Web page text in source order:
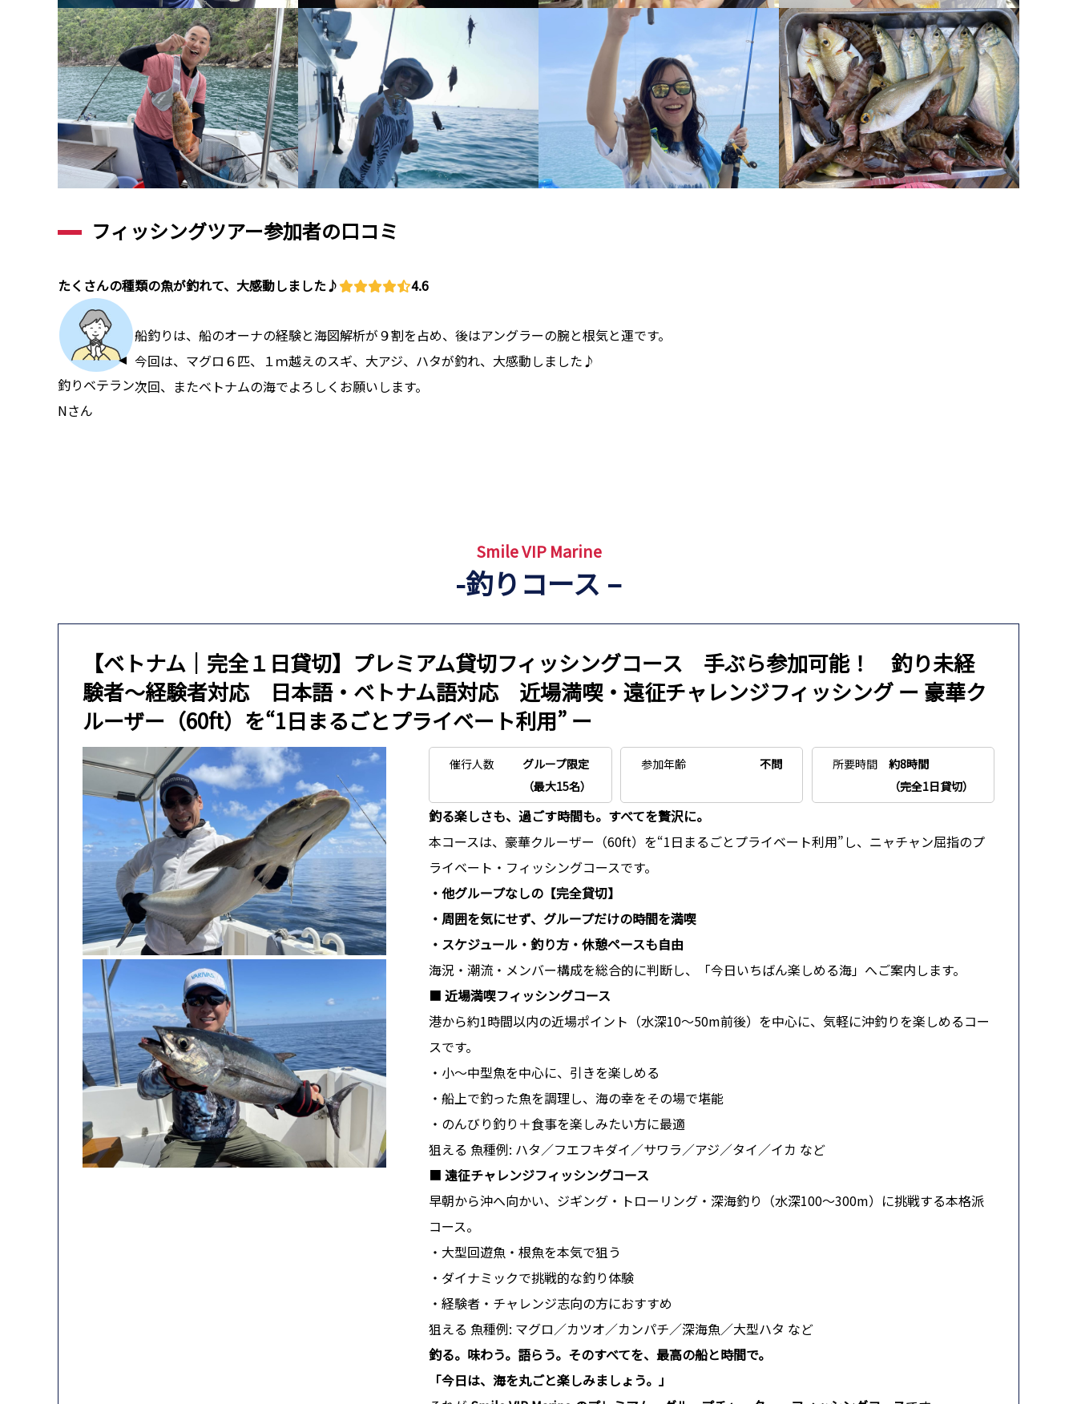
フィッシングツアー参加者の口コミ
たくさんの種類の魚が釣れて、大感動しました♪ 4.6
釣りベテラン
Nさん
船釣りは、船のオーナの経験と海図解析が９割を占め、後はアングラーの腕と根気と運です。
今回は、マグロ６匹、１ｍ越えのスギ、大アジ、ハタが釣れ、大感動しました♪
次回、またベトナムの海でよろしくお願いします。
Smile VIP Marine
-釣りコース –
【ベトナム｜完全１日貸切】プレミアム貸切フィッシングコース 手ぶら参加可能！ 釣り未経
験者〜経験者対応 日本語・ベトナム語対応 近場満喫・遠征チャレンジフィッシング ー 豪華ク
ルーザー（60ft）を“1日まるごとプライベート利用” ー
催行人数
グループ限定
（最大15名）
参加年齢 不問 所要時間
約8時間
（完全1日貸切）
釣る楽しさも、過ごす時間も。すべてを贅沢に。
本コースは、豪華クルーザー（60ft）を“1日まるごとプライベート利用”し、ニャチャン屈指のプ
ライベート・フィッシングコースです。
・他グループなしの【完全貸切】
・周囲を気にせず、グループだけの時間を満喫
・スケジュール・釣り方・休憩ペースも自由
海況・潮流・メンバー構成を総合的に判断し、「今日いちばん楽しめる海」へご案内します。
■近場満喫フィッシングコース
港から約1時間以内の近場ポイント（水深10〜50m前後）を中心に、気軽に沖釣りを楽しめるコー
スです。
・小〜中型魚を中心に、引きを楽しめる
・船上で釣った魚を調理し、海の幸をその場で堪能
・のんびり釣り＋食事を楽しみたい方に最適
狙える 魚種例: ハタ／フエフキダイ／サワラ／アジ／タイ／イカ など
■遠征チャレンジフィッシングコース
早朝から沖へ向かい、ジギング・トローリング・深海釣り（水深100〜300m）に挑戦する本格派
コース。
・大型回遊魚・根魚を本気で狙う
・ダイナミックで挑戦的な釣り体験
・経験者・チャレンジ志向の方におすすめ
狙える 魚種例: マグロ／カツオ／カンパチ／深海魚／大型ハタ など
釣る。味わう。語らう。そのすべてを、最高の船と時間で。
「今日は、海を丸ごと楽しみましょう。」